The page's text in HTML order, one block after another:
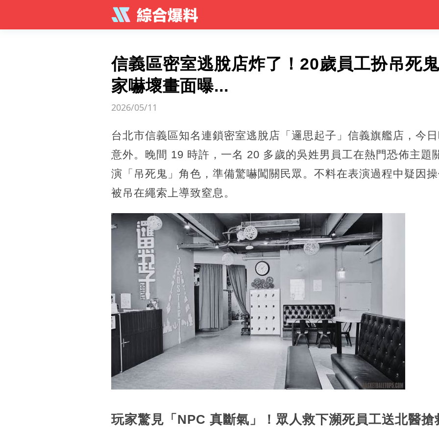
信義區密室逃脫店炸了！20歲員工扮吊死
家嚇壞畫面曝...
2026/05/11
台北市信義區知名連鎖密室逃脫店「邏思起子」信義旗艦店，今
意外。晚間 19 時許，一名 20 多歲的吳姓男員工在熱門恐佈主題
演「吊死鬼」角色，準備驚嚇闖關民眾。不料在表演過程中疑因
被吊在繩索上導致窒息。
玩家驚見「NPC 真斷氣」！眾人救下瀕死員工送北醫搶